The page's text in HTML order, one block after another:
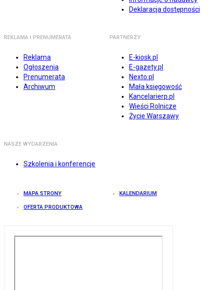
Deklaracja dostępności
REKLAMA I PRENUMERATA
Reklama
Ogłoszenia
Prenumerata
Archiwum
PARTNERZY
E-kiosk.pl
E-gazety.pl
Nexto.pl
Mała księgowość
Kancelarierp.pl
Wieści Rolnicze
Życie Warszawy
NASZE WYDARZENIA
Szkolenia i konferencje
MAPA STRONY KALENDARIUM
OFERTA PRODUKTOWA